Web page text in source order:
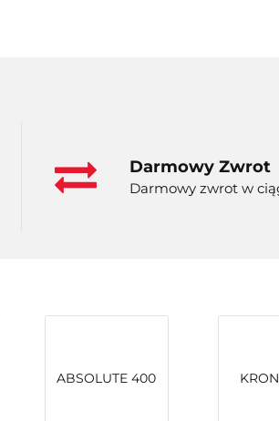
Darmowy Zwrot
Darmowy zwrot w
ABSOLUTE 400